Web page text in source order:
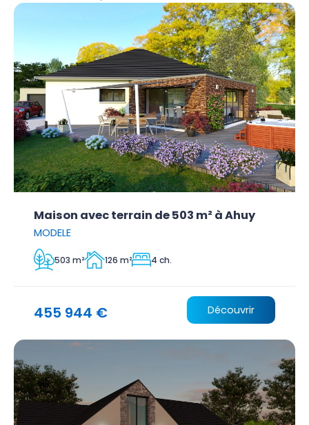
Maison avec terrain de 503 m² à Ahuy
MODELE
503 m² 126 m² 4 ch.
455 944 € Découvrir